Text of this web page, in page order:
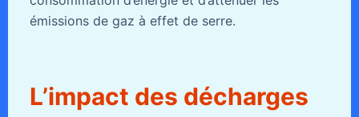
émissions de gaz à effet de serre.
L’impact des décharges